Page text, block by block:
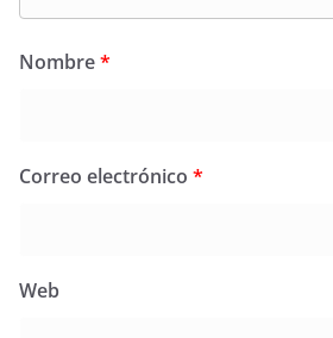
Nombre*
Correo electrónico *
Web